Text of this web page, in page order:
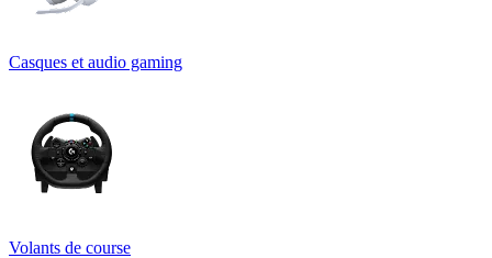
Casques et audio gaming
Volants de course